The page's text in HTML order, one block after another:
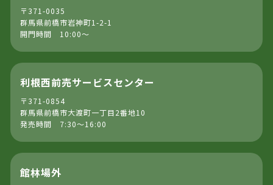
〒371-0035
群馬県前橋市岩神町1-2-1
開門時間 10:00～
利根西前売サービスセンター
〒371-0854
群馬県前橋市大渡町一丁目2番地10
発売時間 7:30～16:00
館林場外